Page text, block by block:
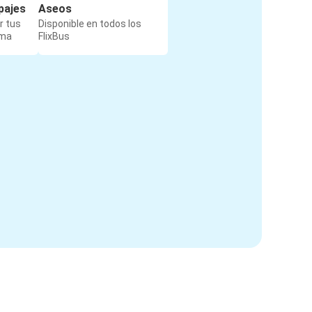
tus
Aseos
Disponible en todos los
FlixBus